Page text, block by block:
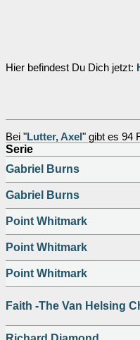
Hier befindest Du Dich jetzt:
Bei "Lutter, Axel " gibt es 94
Serie
Gabriel Burns
Gabriel Burns
Point Whitmark
Point Whitmark
Point Whitmark
Faith -The Van Helsing